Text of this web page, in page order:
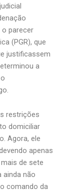
o parecer
(PGR), que
justificassem
a
restrições
domiciliar
Agora, ele
apenas
de sete
ainda não
comando da